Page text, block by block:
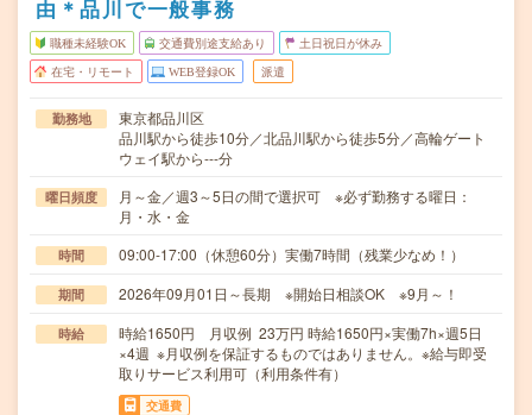
由＊品川で一般事務
職種未経験OK 交通費別途支給あり 土日祝日が休み
在宅・リモート WEB登録OK 派遣
勤務地
東京都品川区
品川駅から徒歩10分／北品川駅から徒歩5分／高輪ゲート
ウェイ駅から---分
曜日頻度
月～金／週3～5日の間で選択可 ※必ず勤務する曜日：
月・水・金
時間 09:00-17:00（休憩60分）実働7時間（残業少なめ！）
期間 2026年09月01日～長期 ※開始日相談OK ※9月～！
時給
時給1650円 月収例 23万円 時給1650円×実働7h×週5日
×4週 ※月収例を保証するものではありません。※給与即受
取りサービス利用可（利用条件有）
交通費